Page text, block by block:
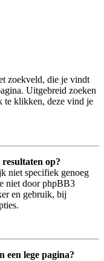
zoekveld, die je vindt
Uitgebreid zoeken
te klikken, deze vind je
op?
niet specifiek genoeg
niet door phpBB3
en gebruik, bij
lege pagina?